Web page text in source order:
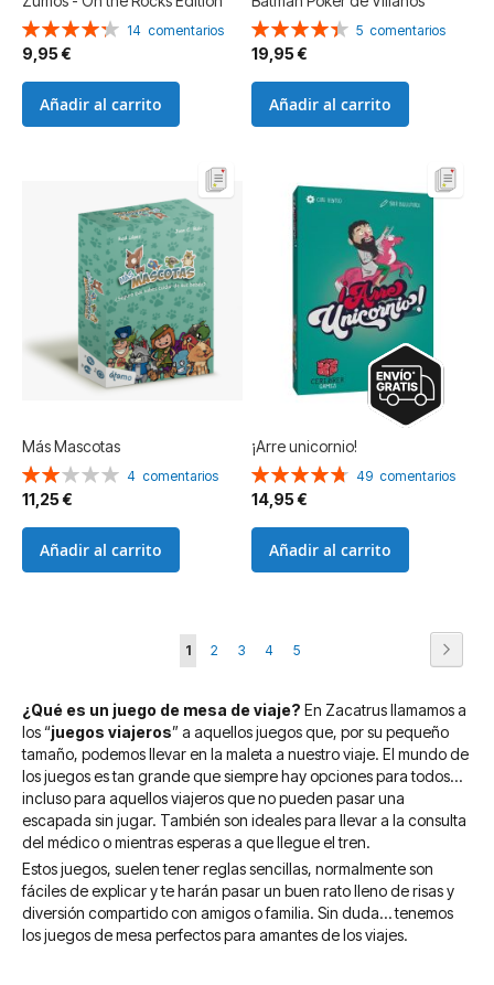
Valoración:
86%
14 comentarios
9,95 €
Añadir al carrito
Valoración:
88%
5 comentarios
19,95 €
Añadir al carrito
Más Mascotas
Valoración:
40%
4 comentarios
11,25 €
Añadir al carrito
¡Arre unicornio!
Valoración:
95%
49 comentarios
14,95 €
Añadir al carrito
Página
Actualmente
leyendo
página
1 Página
2 Página
3 Página
4 Página
5
¿Qué es un juego de mesa de viaje? En Zacatrus llamamos a
los “juegos viajeros” a aquellos juegos que, por su pequeño
tamaño, podemos llevar en la maleta a nuestro viaje. El mundo de
los juegos es tan grande que siempre hay opciones para todos…
incluso para aquellos viajeros que no pueden pasar una
escapada sin jugar. También son ideales para llevar a la consulta
del médico o mientras esperas a que llegue el tren.
Estos juegos, suelen tener reglas sencillas, normalmente son
fáciles de explicar y te harán pasar un buen rato lleno de risas y
diversión compartido con amigos o familia. Sin duda… tenemos
los juegos de mesa perfectos para amantes de los viajes.